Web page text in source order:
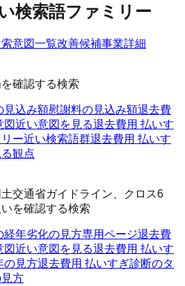
検索語ファミリー
意図一覧改善候補事業詳細
確認する検索
見込み額慰謝料の見込み額退去費
図近い意図を見る退去費用 払いす
ー近い検索語群退去費用 払いす
る観点
交通省ガイドライン、クロス6
を確認する検索
経年劣化の見方専用ページ退去費
図近い意図を見る退去費用 払いす
の見方退去費用 払いすぎ診断のタ
方